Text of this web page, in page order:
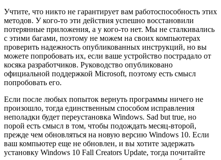
Учтите, что никто не гарантирует вам работоспособность этих
методов. У кого-то эти действия успешно восстановили
потерянные приложения, а у кого-то нет. Мы не сталкивались
с этими багами, поэтому не можем на своих компьютерах
проверить надежность опубликованных инструкций, но вы
можете попробовать их, если ваше устройство пострадало от
косяка разработчиков. Руководство опубликовано
официальной поддержкой Microsoft, поэтому есть смысл
попробовать его.
Если после любых попыток вернуть программы ничего не
произошло, тогда единственным способом исправления
неполадки будет переустановка Windows. Sad but true, но
порой есть смысл в том, чтобы подождать месяц-второй,
прежде чем обновляться на новую версию Windows 10. Если
ваш компьютер еще не обновлен, и вы хотите задержать
установку Windows 10 Fall Creators Update, тогда почитайте